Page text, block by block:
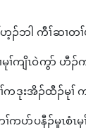
ဟ့ၣ်ဘါ ကီၢ်ဆၢ
ၢ်ကျိၤဝဲကွာ် ဟီၣ်
ကဒုးအိၣ်ထီၣ်မုၢ်
ၢ်ကပာ်ပနီၣ်မူၤ